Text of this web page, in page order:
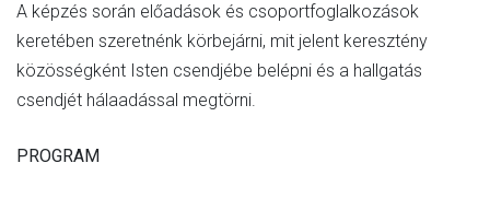
A képzés során előadások és csoportfoglalkozások
keretében szeretnénk körbejárni, mit jelent keresztény
közösségként Isten csendjébe belépni és a hallgatás
csendjét hálaadással megtörni.
PROGRAM